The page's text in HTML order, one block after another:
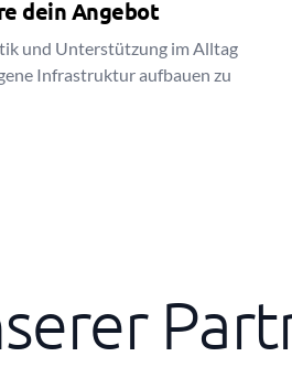
dein Angebot
und Unterstützung im Alltag
Infrastruktur aufbauen zu